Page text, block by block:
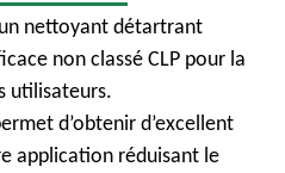
nettoyant détartrant
non classé CLP pour la
utilisateurs.
d’obtenir d’excellent
application réduisant le